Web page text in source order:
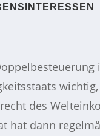
des
hat dann